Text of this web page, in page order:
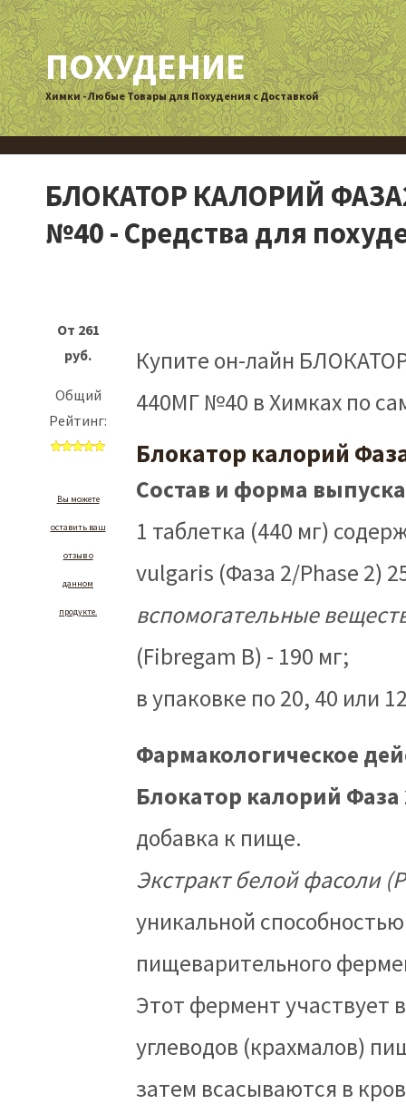
ПОХУДЕНИЕ
Химки - Любые Товары для Похудения с Доставкой
БЛОКАТОР КАЛОРИЙ
№40 - Средства для
От 261 руб.
Общий
Купите он-лайн
440МГ №40 в Химках по
Блокатор калорий
Состав и форма
1 таблетка (440 мг)
vulgaris (Фаза 2/Phase 2)
вспомогательные
(Fibregam B) - 190 мг;
в упаковке по 20, 40 или
Фармакологическое
Блокатор калорий
добавка к пище.
Экстракт белой фасоли
уникальной
пищеварительного
Этот фермент
углеводов (крахмалов)
которые затем